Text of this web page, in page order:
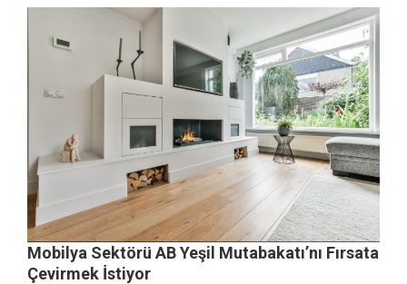
Mobilya Sektörü AB Yeşil Mutabakatı’nı Fırsata
Çevirmek İstiyor